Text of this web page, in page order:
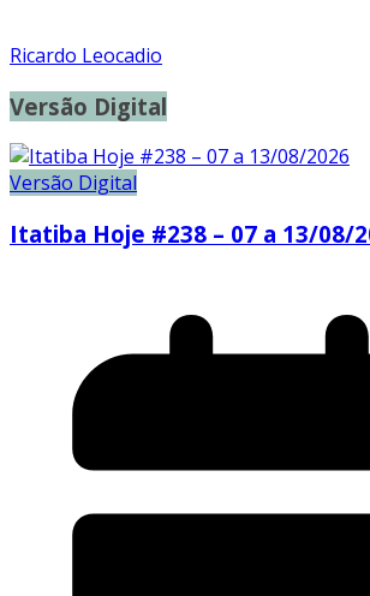
Ricardo Leocadio
Versão Digital
Versão Digital
Itatiba Hoje #238 – 07 a 13/08/